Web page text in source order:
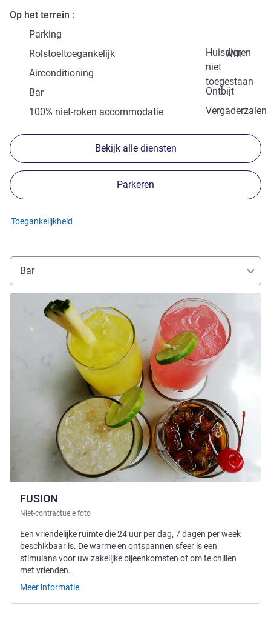
Op het terrein
Parking
Huisdieren
niet
toegestaan
Rolstoeltoegankelijk
Wifi
Airconditioning
Ontbijt
Bar
Vergaderzalen
100% niet-roken accommodatie
Bekijk alle diensten
Parkeren
Toegankelijkheid
Bar
FUSION
Niet-contractuele foto
Meer informatie
Een vriendelijke ruimte die 24 uur per dag, 7 dagen per week
beschikbaar is. De warme en ontspannen sfeer is een
stimulans voor uw zakelijke bijeenkomsten of om te chillen
met vrienden.
Meer informatie